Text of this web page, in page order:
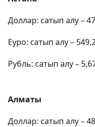
Доллар: сатып алу –
Еуро: сатып алу –
Рубль: сатып алу –
Алматы
Доллар: сатып алу –